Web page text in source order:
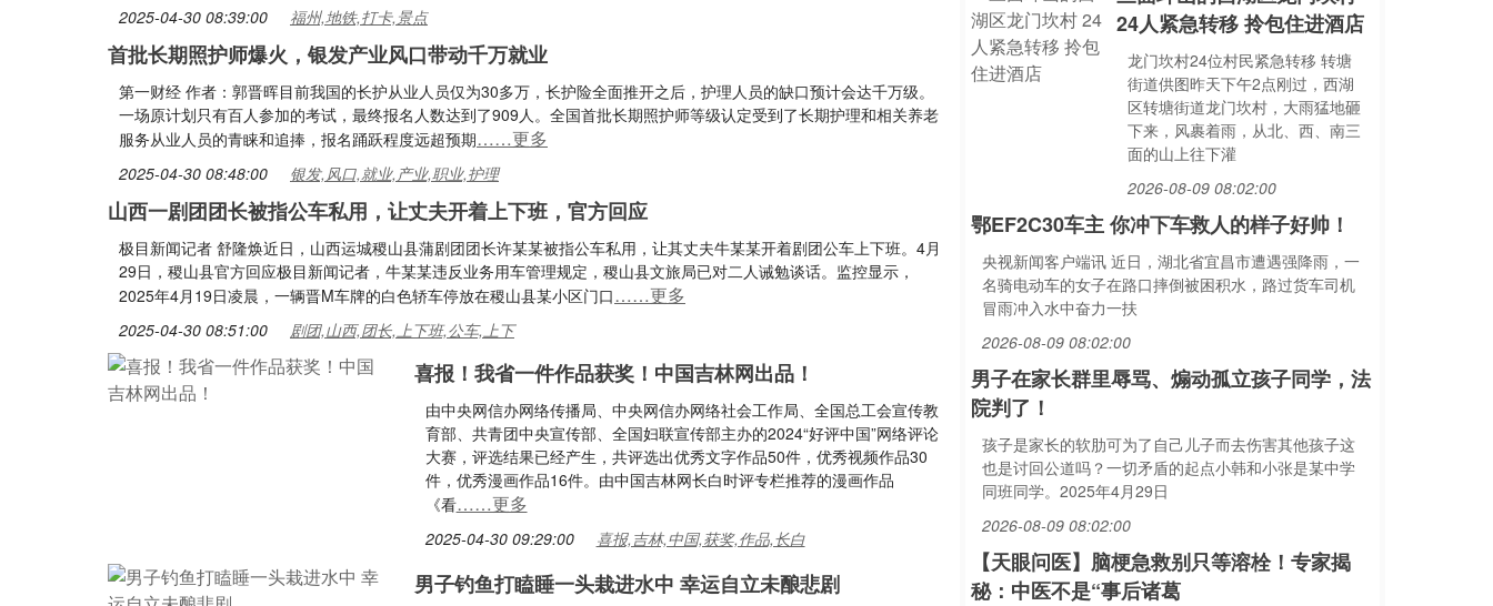
2025-04-30 08:39:00 福州,地铁,打卡,景点
首批长期照护师爆火，银发产业风口带动千万就业
第一财经 作者：郭晋晖目前我国的长护从业人员仅为30多万，长护险全面推开之后，护理人员的缺口预计会达千万级。
一场原计划只有百人参加的考试，最终报名人数达到了909人。全国首批长期照护师等级认定受到了长期护理和相关养老
服务从业人员的青睐和追捧，报名踊跃程度远超预期……更多
2025-04-30 08:48:00 银发,风口,就业,产业,职业,护理
山西一剧团团长被指公车私用，让丈夫开着上下班，官方回应
极目新闻记者 舒隆焕近日，山西运城稷山县蒲剧团团长许某某被指公车私用，让其丈夫牛某某开着剧团公车上下班。4月
29日，稷山县官方回应极目新闻记者，牛某某违反业务用车管理规定，稷山县文旅局已对二人诫勉谈话。监控显示，
2025年4月19日凌晨，一辆晋M车牌的白色轿车停放在稷山县某小区门口……更多
2025-04-30 08:51:00 剧团,山西,团长,上下班,公车,上下
喜报！我省一件作品获奖！中国吉林网出品！
由中央网信办网络传播局、中央网信办网络社会工作局、全国总工会宣传教
育部、共青团中央宣传部、全国妇联宣传部主办的2024“好评中国”网络评论
大赛，评选结果已经产生，共评选出优秀文字作品50件，优秀视频作品30
件，优秀漫画作品16件。由中国吉林网长白时评专栏推荐的漫画作品
《看……更多
2025-04-30 09:29:00 喜报,吉林,中国,获奖,作品,长白
男子钓鱼打瞌睡一头栽进水中 幸运自立未酿悲剧
24人紧急转移 拎包住进酒店
龙门坎村24位村民紧急转移 转塘
街道供图昨天下午2点刚过，西湖
区转塘街道龙门坎村，大雨猛地砸
下来，风裹着雨，从北、西、南三
面的山上往下灌
2026-08-09 08:02:00
鄂EF2C30车主 你冲下车救人的样子好帅！
央视新闻客户端讯 近日，湖北省宜昌市遭遇强降雨，一
名骑电动车的女子在路口摔倒被困积水，路过货车司机
冒雨冲入水中奋力一扶
2026-08-09 08:02:00
男子在家长群里辱骂、煽动孤立孩子同学，法
院判了！
孩子是家长的软肋可为了自己儿子而去伤害其他孩子这
也是讨回公道吗？一切矛盾的起点小韩和小张是某中学
同班同学。2025年4月29日
2026-08-09 08:02:00
【天眼问医】脑梗急救别只等溶栓！专家揭
秘：中医不是“事后诸葛